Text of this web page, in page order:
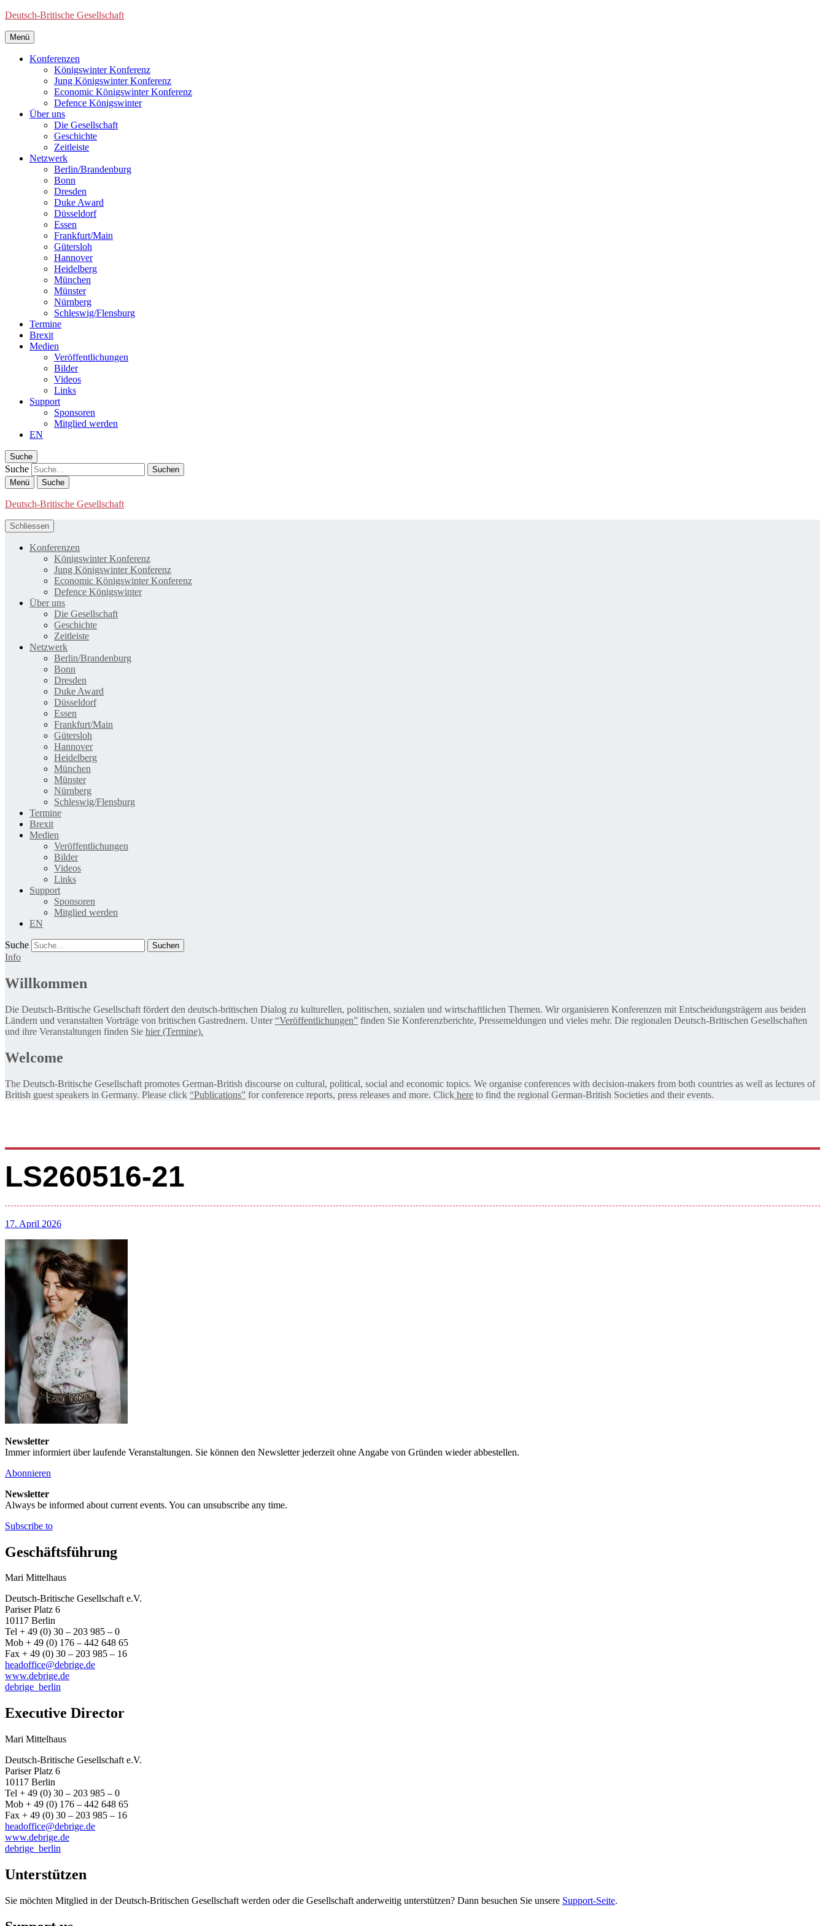
Deutsch-Britische Gesellschaft
Menü
Konferenzen
Königswinter Konferenz
Jung Königswinter Konferenz
Economic Königswinter Konferenz
Defence Königswinter
Über uns
Die Gesellschaft
Geschichte
Zeitleiste
Netzwerk
Berlin/Brandenburg
Bonn
Dresden
Duke Award
Düsseldorf
Essen
Frankfurt/Main
Gütersloh
Hannover
Heidelberg
München
Münster
Nürnberg
Schleswig/Flensburg
Termine
Brexit
Medien
Veröffentlichungen
Bilder
Videos
Links
Support
Sponsoren
Mitglied werden
EN
Suche
Suche
Menü Suche
Deutsch-Britische Gesellschaft
Schliessen
Konferenzen
Königswinter Konferenz
Jung Königswinter Konferenz
Economic Königswinter Konferenz
Defence Königswinter
Über uns
Die Gesellschaft
Geschichte
Zeitleiste
Netzwerk
Berlin/Brandenburg
Bonn
Dresden
Duke Award
Düsseldorf
Essen
Frankfurt/Main
Gütersloh
Hannover
Heidelberg
München
Münster
Nürnberg
Schleswig/Flensburg
Termine
Brexit
Medien
Veröffentlichungen
Bilder
Videos
Links
Support
Sponsoren
Mitglied werden
EN
Suche
Info
Willkommen
Die Deutsch-Britische Gesellschaft fördert den deutsch-britischen Dialog zu kulturellen, politischen, sozialen und wirtschaftlichen Themen. Wir organisieren Konferenzen mit Entscheidungsträgern aus beiden
Ländern und veranstalten Vorträge von britischen Gastrednern. Unter“Veröffentlichungen” finden Sie Konferenzberichte, Pressemeldungen und vieles mehr. Die regionalen Deutsch-Britischen Gesellschaften
und ihre Veranstaltungen finden Sie hier (Termine).
Welcome
The Deutsch-Britische Gesellschaft promotes German-British discourse on cultural, political, social and economic topics. We organise conferences with decision-makers from both countries as well as lectures of
British guest speakers in Germany. Please click “Publications” for conference reports, press releases and more. Click here to find the regional German-British Societies and their events.
LS260516-21
17. April 2026
Newsletter
Immer informiert über laufende Veranstaltungen. Sie können den Newsletter jederzeit ohne Angabe von Gründen wieder abbestellen.
Abonnieren
Newsletter
Always be informed about current events. You can unsubscribe any time.
Subscribe to
Geschäftsführung
Mari Mittelhaus
Deutsch-Britische Gesellschaft e.V.
Pariser Platz 6
10117 Berlin
Tel + 49 (0) 30 – 203 985 – 0
Mob + 49 (0) 176 – 442 648 65
Fax + 49 (0) 30 – 203 985 – 16
headoffice@debrige.de
www.debrige.de
debrige_berlin
Executive Director
Mari Mittelhaus
Deutsch-Britische Gesellschaft e.V.
Pariser Platz 6
10117 Berlin
Tel + 49 (0) 30 – 203 985 – 0
Mob + 49 (0) 176 – 442 648 65
Fax + 49 (0) 30 – 203 985 – 16
headoffice@debrige.de
www.debrige.de
debrige_berlin
Unterstützen
Sie möchten Mitglied in der Deutsch-Britischen Gesellschaft werden oder die Gesellschaft anderweitig unterstützen? Dann besuchen Sie unsere Support-Seite.